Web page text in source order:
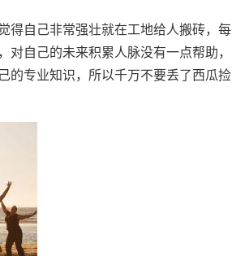
得自己非常强壮就在工地给人搬砖，每
自己的未来积累人脉没有一点帮助，
的专业知识，所以千万不要丢了西瓜捡